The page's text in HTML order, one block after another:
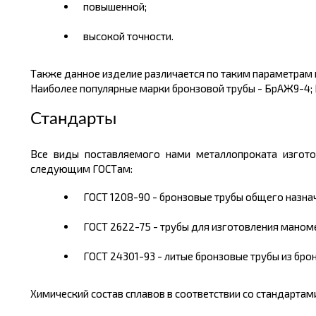
повышенной;
высокой точности.
Также данное изделие различается по таким
Наиболее популярные марки бронзовой трубы -
Стандарты
Все виды поставляемого нами металлопроката
следующим ГОСТам:
ГОСТ 1208-90 - бронзовые трубы общего
ГОСТ 2622-75 - трубы для изготовления
ГОСТ 24301-93 - литые бронзовые трубы из
Химический состав сплавов в соответствии со